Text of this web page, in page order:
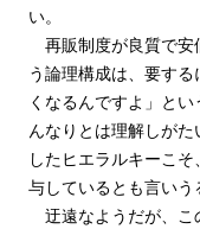
い。
再販制度が良質で安
う論理構成は、要す
くなるんですよ」と
んなりとは理解しが
したヒエラルキーこ
与しているとも言いう
迂遠なようだが、こ